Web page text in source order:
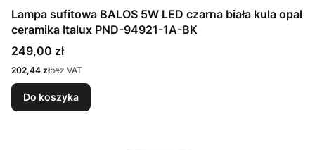
Lampa sufitowa BALOS 5W LED czarna biała kula opal
ceramika Italux PND-94921-1A-BK
Cena
249,00 zł
Cena
202,44 złbez VAT
Do koszyka